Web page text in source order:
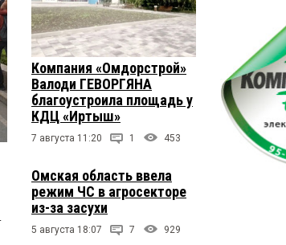
Компания «Омдорстрой»
Валоди ГЕВОРГЯНА
благоустроила площадь у
КДЦ «Иртыш»
7 августа 11:20 1 453
Омская область ввела
режим ЧС в агросекторе
из-за засухи
5 августа 18:07 7 929